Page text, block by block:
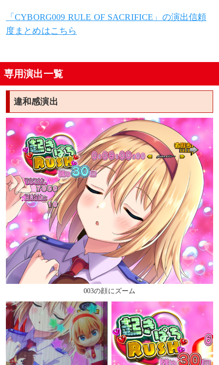
「CYBORG009 RULE OF SACRIFICE」の演出信頼
度まとめはこちら
専用演出一覧
違和感演出
003の顔にズーム